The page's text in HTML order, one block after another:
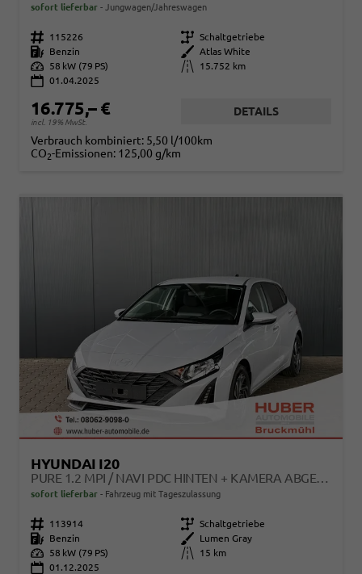
sofort lieferbar Jungwagen/Jahreswagen
Fahrzeugnr. 115226 Getriebe Schaltgetriebe
Kraftstoff
Benzin Außenfarbe
Atlas White
Leistung
58 kW (79 PS) Kilometerstand
15.752 km
01.04.2025
16.775,– €
incl. 19% MwSt.
DETAILS
Verbrauch kombiniert: 5,50 l/100km
CO2-Emissionen: 125,00 g/km
HYUNDAI I20
PURE 1.2 MPI / NAVI PDC HINTEN + KAMERA ABGEDUNKELTE SCHEIBEN TEMPOMAT ALU 16"
sofort lieferbar Fahrzeug mit Tageszulassung
Fahrzeugnr. 113914 Getriebe Schaltgetriebe
Kraftstoff
Benzin Außenfarbe
Lumen Gray
Leistung
58 kW (79 PS) Kilometerstand
15 km
01.12.2025